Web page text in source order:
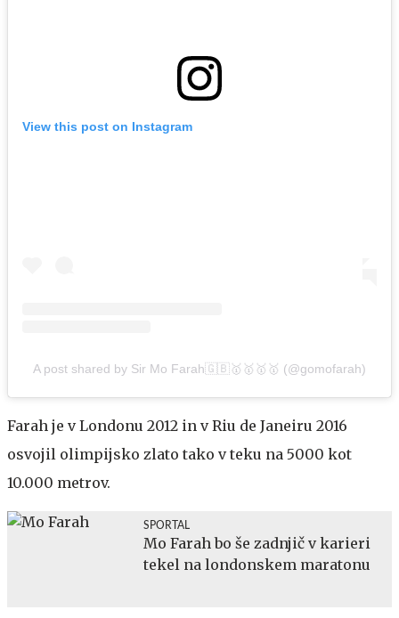
View this post on Instagram
A post shared by Sir Mo Farah🇬🇧🥇🥇🥇🥇 (@gomofarah)
Farah je v Londonu 2012 in v Riu de Janeiru 2016
osvojil olimpijsko zlato tako v teku na 5000 kot
10.000 metrov.
SPORTAL
Mo Farah bo še zadnjič v karieri
tekel na londonskem maratonu